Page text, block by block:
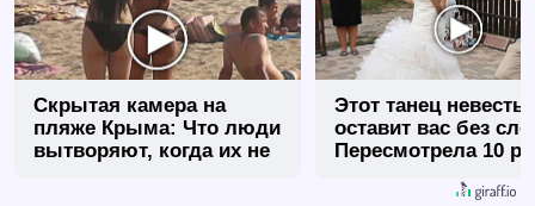
Скрытая камера на
пляже Крыма: Что люди
вытворяют, когда их не
Этот танец невесты
оставит вас без
Пересмотрела 10